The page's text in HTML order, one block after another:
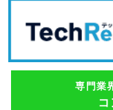
専門業